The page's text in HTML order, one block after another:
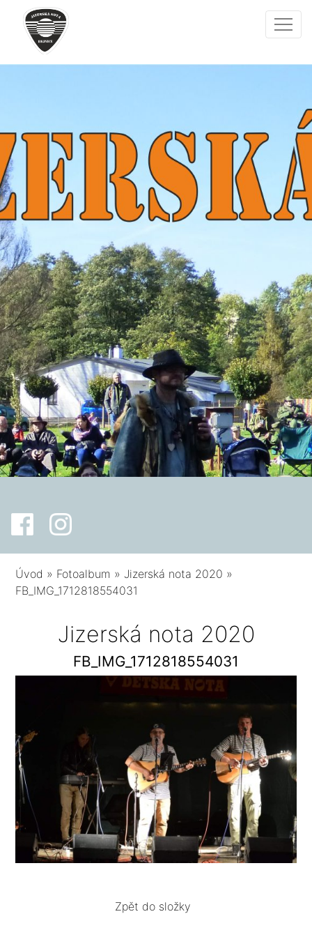
Úvod » Fotoalbum » Jizerská nota 2020 »
FB_IMG_1712818554031
Jizerská nota 2020
FB_IMG_1712818554031
Zpět do složky